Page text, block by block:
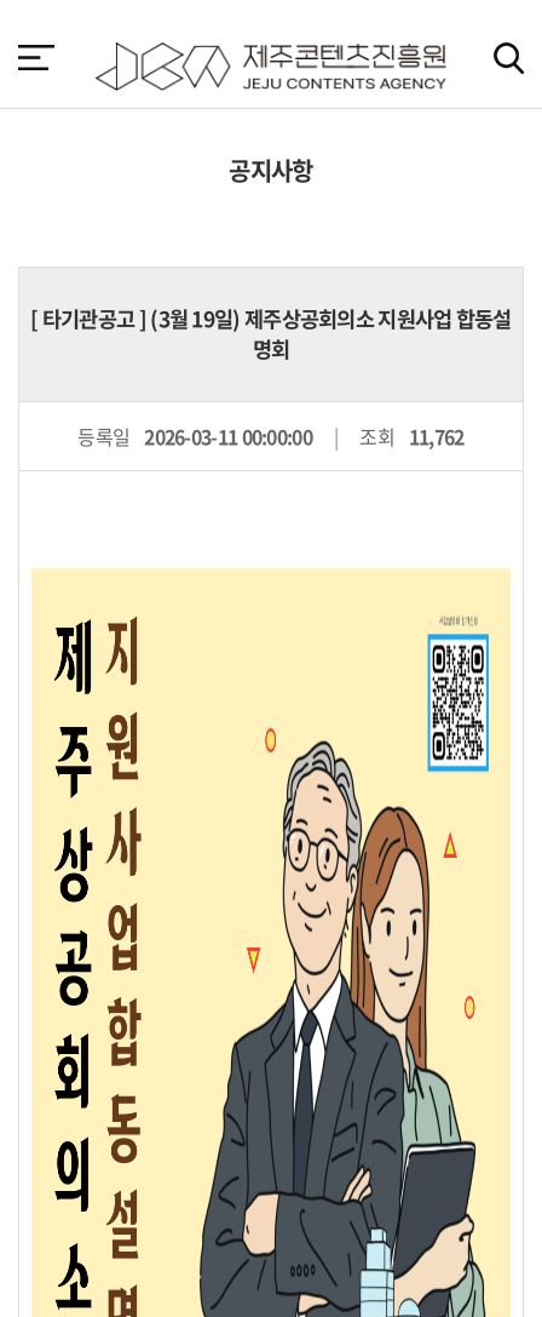
바
가
공지사항
[타기관공고] (3월 19일) 제주상공회의소 지원사업 합동설
명회
등록일 2026-03-11 00:00:00 조회 11,762